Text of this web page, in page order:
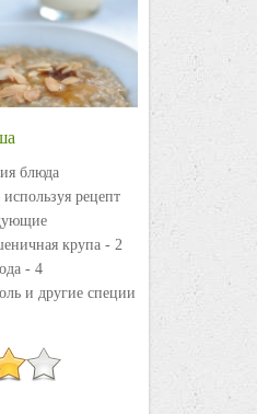
блюда
рецепт
крупа - 2
- 4
и другие специи